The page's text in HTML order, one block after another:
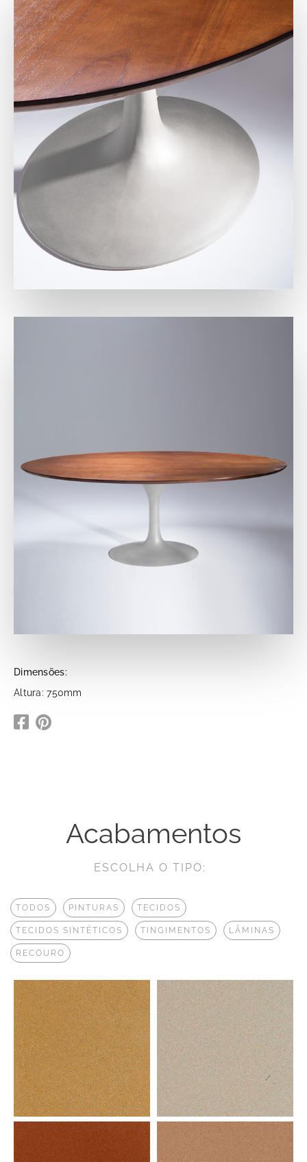
Dimensões:
Altura: 750mm
Acabamentos
ESCOLHA O TIPO:
TODOS PINTURAS TECIDOS
TECIDOS SINTÉTICOS TINGIMENTOS LÂMINAS
RECOURO